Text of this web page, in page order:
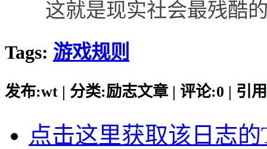
这就是现实社会最残酷的
Tags: 游戏规则
发布:wt | 分类:励志文章 | 评论:0 | 引
点击这里获取该日志